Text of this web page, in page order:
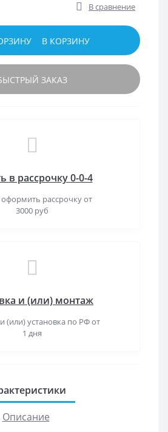
В сравнение
В КОРЗИНУ
ЗАКАЗ
в рассрочку 0-0-4
рассрочку от
3000 руб
и (или) монтаж
(или) установка по РФ от
1 дня
Описание